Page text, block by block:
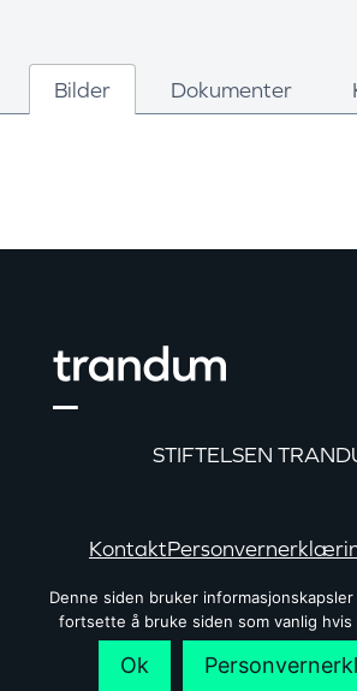
Bilder Dokumenter
STIFTELSEN
Kontakt
Følg oss
Denne siden bruker
fortsette å bruke siden som vanlig
Ok